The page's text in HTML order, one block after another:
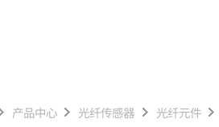
产品中心 光纤传感器 光纤元件